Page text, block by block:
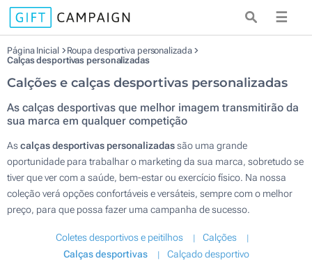
☰
Página Inicial
Roupa desportiva personalizada
Calças desportivas personalizadas
Calções e calças desportivas personalizadas
As calças desportivas que melhor imagem transmitirão da
sua marca em qualquer competição
Ascalças desportivas personalizadassão uma grande
oportunidade para trabalhar o marketing da sua marca, sobretudo se
tiver que ver com a saúde, bem-estar ou exercício físico. Na nossa
coleção verá opções confortáveis e versáteis, sempre com o melhor
preço, para que possa fazer uma campanha de sucesso.
Coletes desportivos e peitilhos
Calções
Calças desportivas
Calçado desportivo